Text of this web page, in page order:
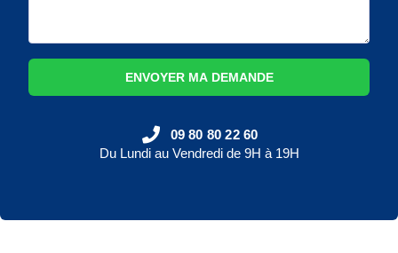
ENVOYER MA DEMANDE
09 80 80 22 60
Du Lundi au Vendredi de 9H à 19H